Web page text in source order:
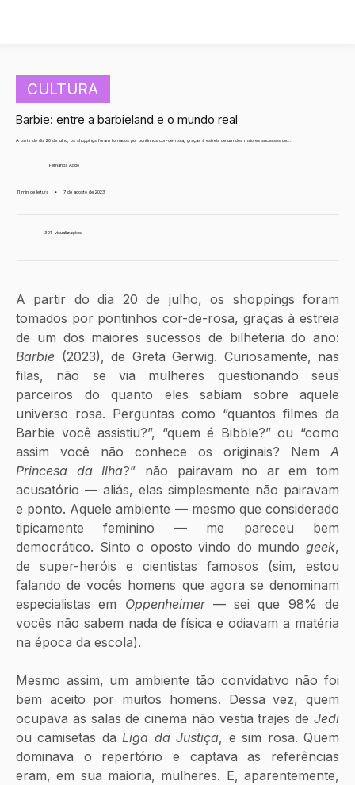
CULTURA
Barbie: entre a barbieland e o mundo real
A partir do dia 20 de julho, os shoppings foram tomados por pontinhos cor-de-rosa, graças à estreia de um dos maiores sucessos de...
Fernanda Abdo
11 min de leitura • 7 de agosto de 2023
301 visualizações
A partir do dia 20 de julho, os shoppings foram
tomados por pontinhos cor-de-rosa, graças à estreia
Barbie (2023), de Greta Gerwig. Curiosamente, nas
filas, não se via mulheres questionando seus
parceiros do quanto eles sabiam sobre aquele
universo rosa. Perguntas como “quantos filmes da
Barbie você assistiu?”, “quem é Bibble?” ou “como
assim você não conhece os originais? Nem A
Princesa da Ilha?” não pairavam no ar em tom
acusatório — aliás, elas simplesmente não pairavam
e ponto. Aquele ambiente — mesmo que considerado
tipicamente feminino — me pareceu bem
democrático. Sinto o oposto vindo do mundo geek,
de super-heróis e cientistas famosos (sim, estou
falando de vocês homens que agora se denominam
especialistas em Oppenheimer — sei que 98% de
vocês não sabem nada de física e odiavam a matéria
na época da escola).
Mesmo assim, um ambiente tão convidativo não foi
bem aceito por muitos homens. Dessa vez, quem
ocupava as salas de cinema não vestia trajes de Jedi
ou camisetas da Liga da Justiça, e sim rosa. Quem
dominava o repertório e captava as referências
eram, em sua maioria, mulheres. E, aparentemente,